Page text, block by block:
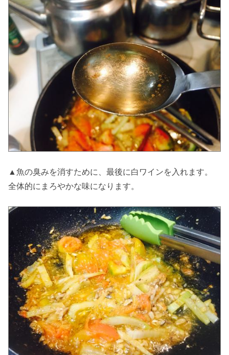
▲魚の臭みを消すために、最後に白ワインを入れます。
全体的にまろやかな味になります。